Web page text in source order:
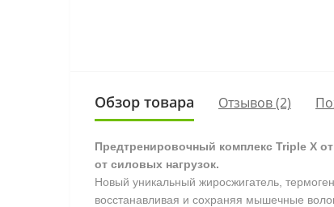
Обзор товара Отзывов (2)
Предтренировочный комплекс Triple X
от силовых нагрузок.
Новый уникальный жиросжигатель,
восстанавливая и сохраняя мышечные